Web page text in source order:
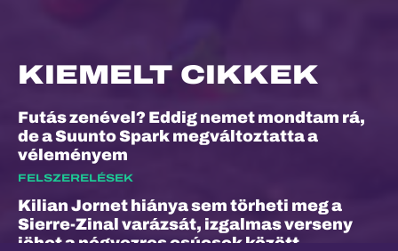
KIEMELT CIKKEK
Futás zenével? Eddig nemet mondtam rá,
de a Suunto Spark megváltoztatta a
véleményem
FELSZERELÉSEK
Kilian Jornet hiánya sem törheti meg a
Sierre-Zinal varázsát, izgalmas verseny
jöhet a négyezres csúcsok között